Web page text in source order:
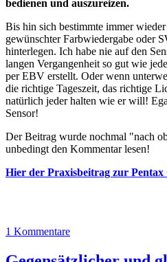
bedienen und auszureizen.
Bis hin sich bestimmte immer wieder
gewünschter Farbwiedergabe oder
hinterlegen. Ich habe nie auf den
langen Vergangenheit so gut wie
per EBV erstellt. Oder wenn
die richtige Tageszeit, das richtige
natürlich jeder halten wie er will!
Sensor!
Der Beitrag wurde nochmal "nach
unbedingt den Kommentar lesen!
Hier der Praxisbeitrag zur Pentax
1 Kommentare